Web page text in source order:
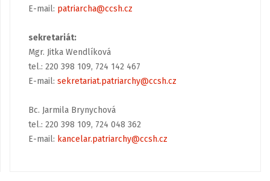
E-mail: patriarcha@ccsh.cz
sekretariát:
Mgr. Jitka Wendlíková
tel.: 220 398 109, 724 142 467
E-mail: sekretariat.patriarchy@ccsh.cz
Bc. Jarmila Brynychová
tel.: 220 398 109, 724 048 362
E-mail: kancelar.patriarchy@ccsh.cz